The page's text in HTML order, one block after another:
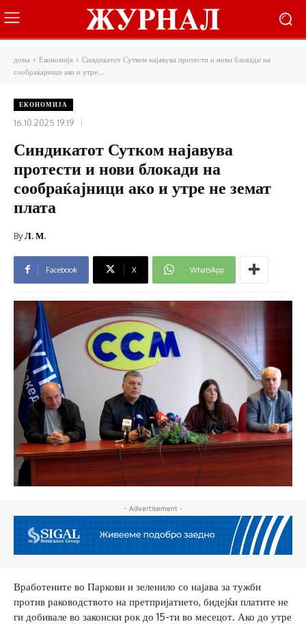
дома Економија
Синдикатот Сутком најавува протести и нови блокади на
сообраќајници ако и утре...
ЕКОНОМИЈА
16.10.2025 19:19
Синдикатот Сутком најавува
протести и нови блокади на
сообраќајници ако и утре не земат
плата
ByЛ. М.
Facebook X WhatsApp
- Advertisement -
Вработените во Паркови и зеленило со најава за тужби
против раководството на претпријатието, бидејќи платите не
ги добивале во законски рок до 15-ти во месецот. Ако до утре